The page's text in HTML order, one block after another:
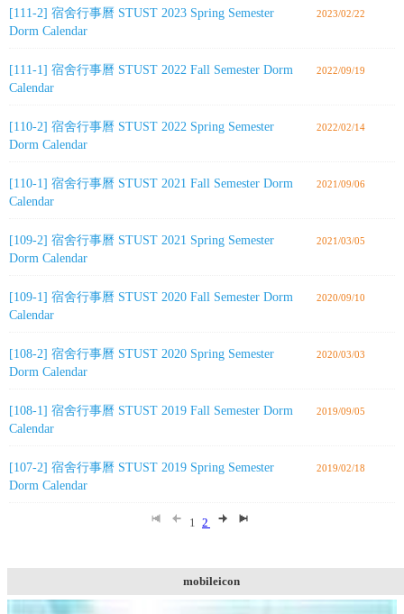
[111-2] 宿舍行事曆 STUST 2023 Spring Semester
Dorm Calendar
2023/02/22
[111-1] 宿舍行事曆 STUST 2022 Fall Semester Dorm
Calendar
2022/09/19
[110-2] 宿舍行事曆 STUST 2022 Spring Semester
Dorm Calendar
2022/02/14
[110-1] 宿舍行事曆 STUST 2021 Fall Semester Dorm
Calendar
2021/09/06
[109-2] 宿舍行事曆 STUST 2021 Spring Semester
Dorm Calendar
2021/03/05
[109-1] 宿舍行事曆 STUST 2020 Fall Semester Dorm
Calendar
2020/09/10
[108-2] 宿舍行事曆 STUST 2020 Spring Semester
Dorm Calendar
2020/03/03
[108-1] 宿舍行事曆 STUST 2019 Fall Semester Dorm
Calendar
2019/09/05
[107-2] 宿舍行事曆 STUST 2019 Spring Semester
Dorm Calendar
2019/02/18
1 2
mobileicon